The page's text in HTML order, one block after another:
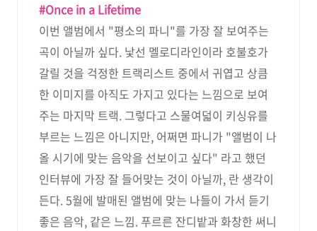
#Once in a Lifetime
이번 앨범에서 "평소의 파니"를 가장 잘 보여주는
곡이 아닐까 싶다. 낯선 멜로디라인이라 호불호가
갈릴 것을 걱정한 트랙리스트 중에서 귀엽고 상큼
한 이미지를 아직도 가지고 있다는 느낌으로 보여
주는 마지막 트랙. 그렇다고 스물여덟이 키싱유를
부르는 느낌은 아니지만, 어쩌면 파니가 "앨범이 나
올 시기에 맞는 음악을 선보이고 싶다" 라고 했던
인터뷰에 가장 잘 들어맞는 것이 아닐까, 란 생각이
든다. 5월에 발매된 앨범에 맞는 나들이 가서 듣기
좋은 음악, 같은 느낌. 푸르른 잔디밭과 화창한 써니